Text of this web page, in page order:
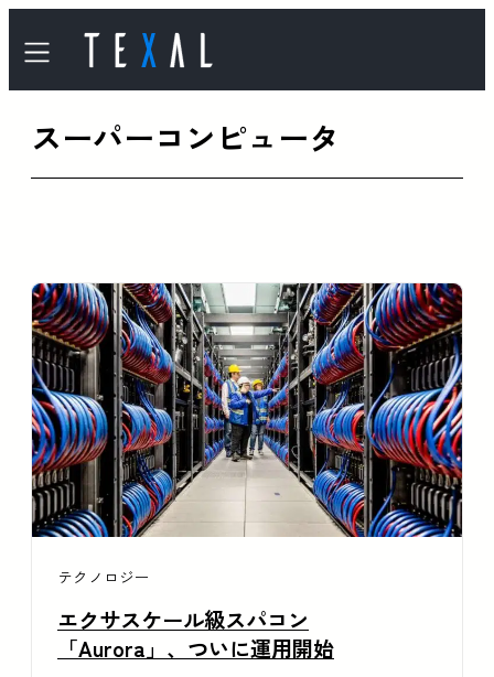
容
を
スーパーコンピュータ
テクノロジー
エクサスケール級スパコン
「Aurora」、ついに運用開始